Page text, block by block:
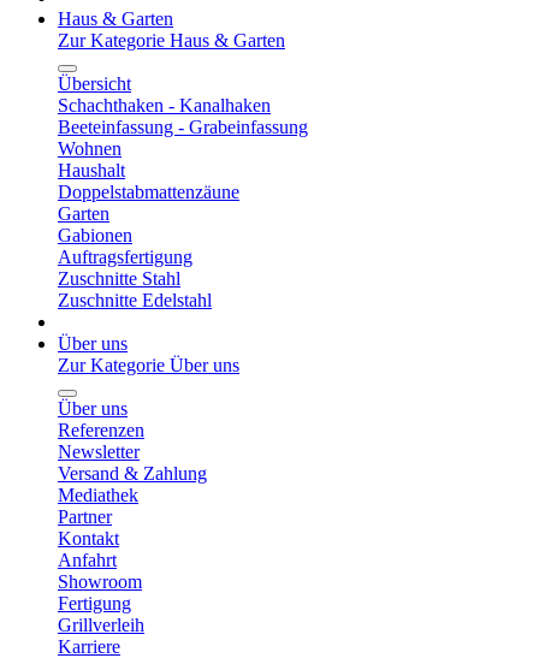
Haus & Garten
Zur Kategorie Haus & Garten
Übersicht
Schachthaken - Kanalhaken
Beeteinfassung - Grabeinfassung
Wohnen
Haushalt
Doppelstabmattenzäune
Garten
Gabionen
Auftragsfertigung
Zuschnitte Stahl
Zuschnitte Edelstahl
Über uns
Zur Kategorie Über uns
Über uns
Referenzen
Newsletter
Versand & Zahlung
Mediathek
Partner
Kontakt
Anfahrt
Showroom
Fertigung
Grillverleih
Karriere